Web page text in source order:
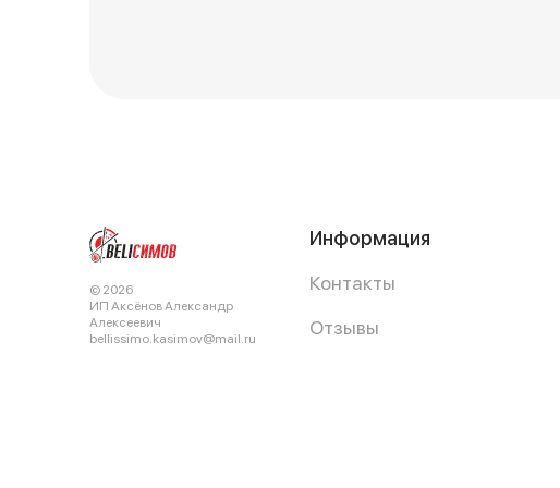
© 2026
ИП Аксёнов Александр
Алексеевич
bellissimo.kasimov@mail.ru
Информация
Контакты
Отзывы